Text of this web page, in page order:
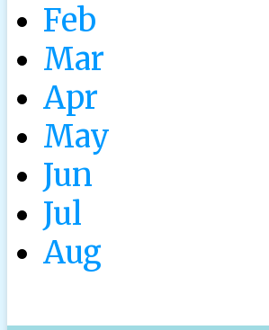
Feb
Mar
Apr
May
Jun
Jul
Aug